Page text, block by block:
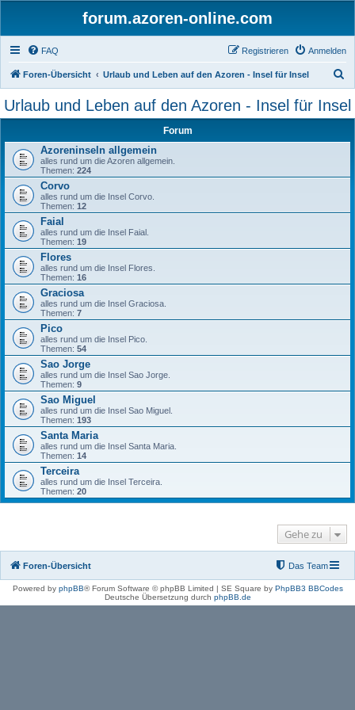
forum.azoren-online.com
FAQ Anmelden
Registrieren
Foren-Übersicht Urlaub und Leben auf den Azoren - Insel für Insel
c
Urlaub und Leben auf den Azoren - Insel für Insel
Forum
Azoreninseln allgemein
alles rund um die Azoren allgemein.
Themen: 224
Corvo
alles rund um die Insel Corvo.
Themen: 12
Faial
alles rund um die Insel Faial.
Themen: 19
Flores
alles rund um die Insel Flores.
Themen: 16
Graciosa
alles rund um die Insel Graciosa.
Themen: 7
Pico
alles rund um die Insel Pico.
Themen: 54
Sao Jorge
alles rund um die Insel Sao Jorge.
Themen: 9
Sao Miguel
alles rund um die Insel Sao Miguel.
Themen: 193
Santa Maria
alles rund um die Insel Santa Maria.
Themen: 14
Terceira
alles rund um die Insel Terceira.
Themen: 20
Gehe zu
Foren-Übersicht Das Team
Powered by phpBB® Forum Software © phpBB Limited | SE Square by PhpBB3 BBCodes
Deutsche Übersetzung durch phpBB.de